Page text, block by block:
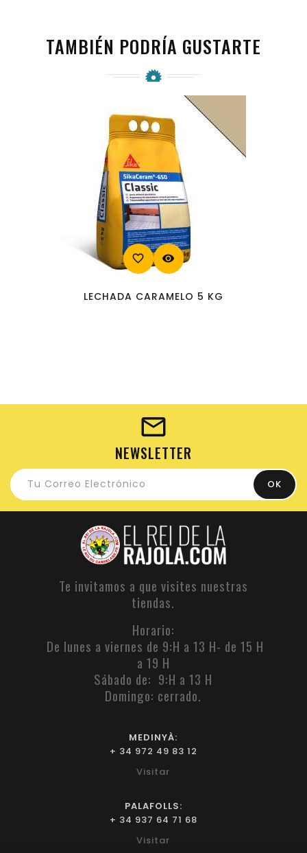
TAMBIÉN PODRÍA GUSTARTE
favorite_border visibility
LECHADA CARAMELO 5 KG
NEWSLETTER
Te invitamos a que visites nuestras
tiendas.
Horario:
De lunes a viernes de 9:H a 13 H- de 15 H
a 19 H
Sábado de: 9:H a 13 H
Domingo: cerrado.
MEDINYÀ:
+ 34 972 49 83 12
Visitar
PALAFOLLS:
+ 34 937 64 71 68
Visitar